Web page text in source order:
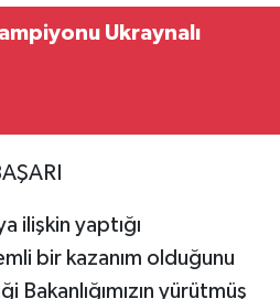
Ukraynalı
ilişkin yaptığı
bir kazanım olduğunu
yürütmüş